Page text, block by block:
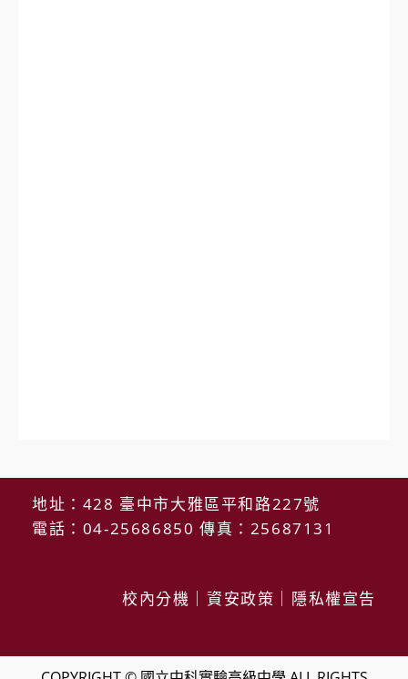
地址：428 臺中市大雅區平和路227號
電話：04-25686850 傳真：25687131
校內分機 資安政策 隱私權宣告